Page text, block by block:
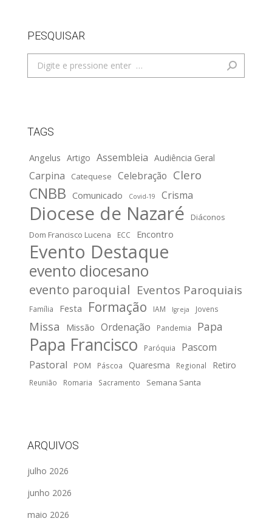
PESQUISAR
Search:
TAGS
Angelus Artigo Assembleia Audiência Geral
Carpina Catequese Celebração Clero
CNBB Comunicado Covid-19 Crisma
Diocese de Nazaré
Diáconos
Dom Francisco Lucena
ECC Encontro
Evento Destaque
evento diocesano
evento paroquial Eventos Paroquiais
Família Festa Formação IAM Igreja Jovens
Missa Missão Ordenação Pandemia Papa
Papa Francisco Paróquia
Pascom
Pastoral
POM Páscoa Quaresma Regional Retiro
Reunião Romaria Sacramento Semana Santa
ARQUIVOS
julho 2026
junho 2026
maio 2026